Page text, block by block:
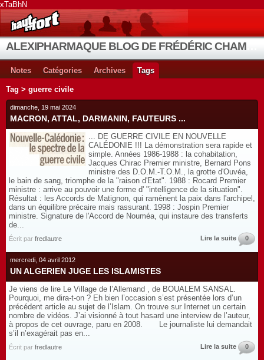
xTaBhN
Notes Catégories Archives Tags
Tag > guerre civile
dimanche, 19 mai 2024
MACRON, ATTAL, DARMANIN, FAUTEURS ...
... DE GUERRE CIVILE EN NOUVELLE
CALÉDONIE !!! La démonstration sera rapide et
simple. Années 1986-1988 : la cohabitation,
Jacques Chirac Premier ministre, Bernard Pons
ministre des D.O.M.-T.O.M., la grotte d'Ouvéa,
le bain de sang, triomphe de la "raison d'Etat". 1988 : Rocard Premier
ministre : arrive au pouvoir une forme d' "intelligence de la situation".
Résultat : les Accords de Matignon, qui ramènent la paix dans l'archipel,
dans un équilibre précaire mais rassurant. 1998 : Jospin Premier
ministre. Signature de l'Accord de Nouméa, qui instaure des transferts
de...
Écrit par fredlautre Lire la suite 0
mercredi, 04 avril 2012
UN ALGERIEN JUGE LES ISLAMISTES
Je viens de lire Le Village de l’Allemand , de BOUALEM SANSAL.
Pourquoi, me dira-t-on ? Eh bien l’occasion s’est présentée lors d’un
précédent article au sujet de l’Islam. On trouve sur Internet un certain
nombre de vidéos. J’ai visionné à tout hasard une interview de l’auteur,
à propos de cet ouvrage, paru en 2008. Le journaliste lui demandait
s’il n’exagérait pas en...
Écrit par fredlautre Lire la suite 0